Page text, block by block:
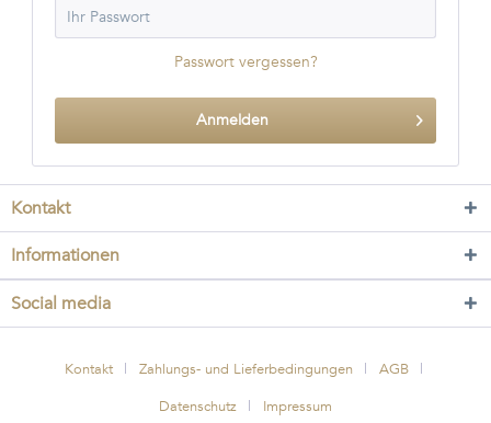
Passwort vergessen?
Anmelden
Kontakt
Informationen
Social media
Kontakt Zahlungs- und Lieferbedingungen
AGB
Datenschutz
Impressum